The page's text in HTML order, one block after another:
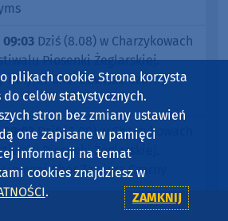
09:03 Dziś (8.08) w Charzykowach
Piosenki Żeglarskiej.
innymi Chór Zawisza Czarny
09:03Dziś (8.08) w Charzykowach
Piosenki Żeglarskiej.
Chór Zawisza Czarny
plikach cookie Strona korzysta
celów statystycznych.
stron bez zmiany ustawień
one zapisane w pamięci
informacji na temat
cookies znajdziesz w
. ZAMKNIJ